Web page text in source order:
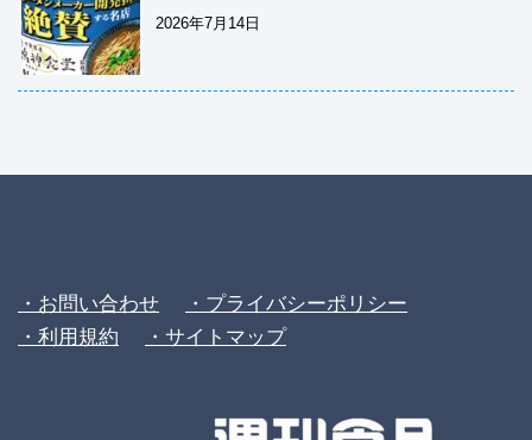
2026年7月14日
・お問い合わせ
・プライバシーポリシー
・利用規約
・サイトマップ